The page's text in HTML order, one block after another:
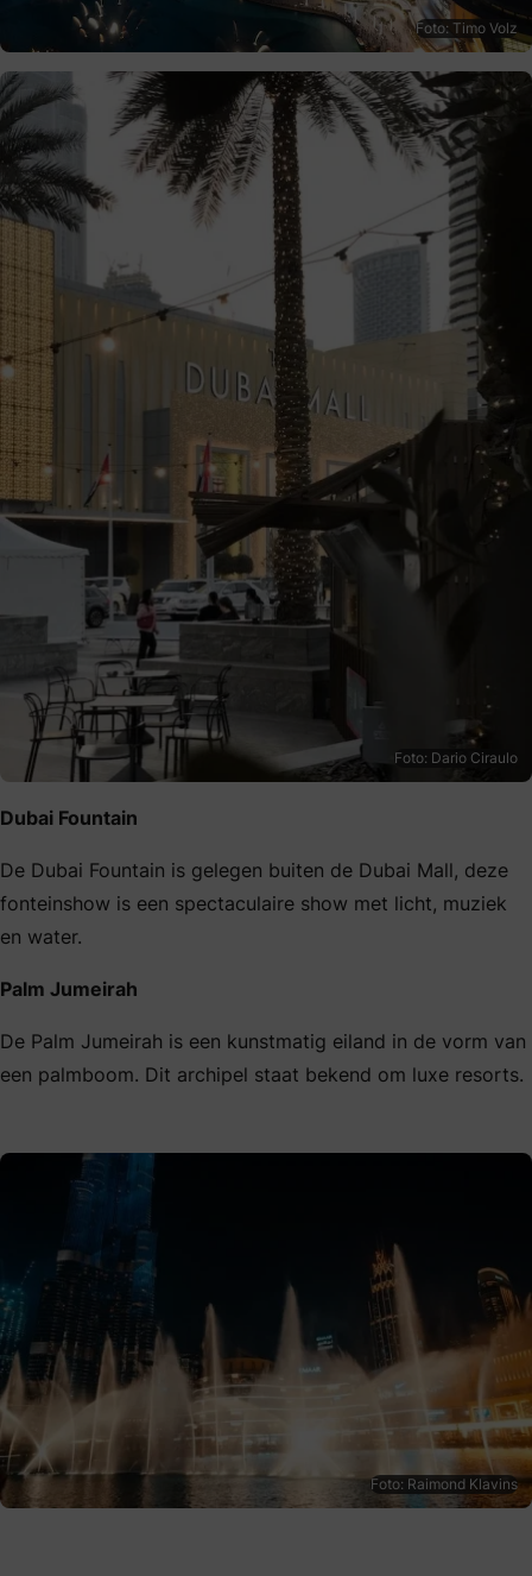
Foto: Timo Volz
Foto: Dario Ciraulo
Dubai Fountain
De Dubai Fountain is gelegen buiten de Dubai Mall, deze
fonteinshow is een spectaculaire show met licht, muziek
en water.
Palm Jumeirah
De Palm Jumeirah is een kunstmatig eiland in de vorm van
een palmboom. Dit archipel staat bekend om luxe resorts.
Foto: Raimond Klavins